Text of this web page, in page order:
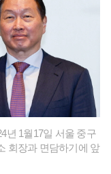
년 1월17일 서울 중구
회장과 면담하기에 앞